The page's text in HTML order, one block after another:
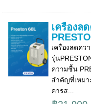
เครื่องล
เครื่องลดคว
รุ่น
ความชื้น
สำคัญที่เหม
คารส...